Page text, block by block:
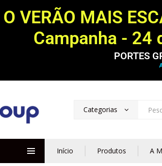
O VERÃO MAIS
Campanha - 24
PORTES
Categorias
Início Produtos A